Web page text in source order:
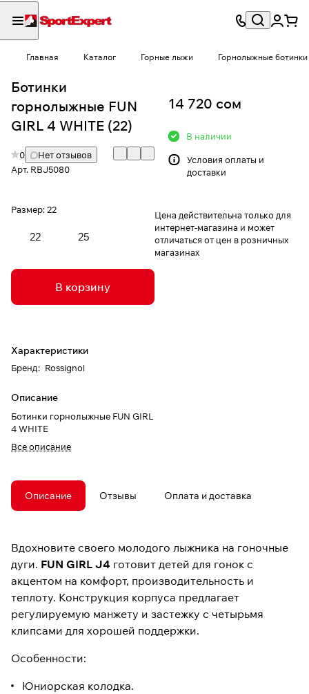
Главная Каталог Горные лыжи Горнолыжные ботинки
Ботинки
горнолыжные FUN
GIRL 4 WHITE (22)
0
Нет отзывов
Арт. RBJ5080
Размер:22
22 25
В корзину
Характеристики
Бренд: Rossignol
Описание
Ботинки горнолыжные FUN GIRL
4 WHITE
Все описание
14 720 сом
В наличии
Условия оплаты и
доставки
Цена действительна только для
интернет-магазина и может
отличаться от цен в розничных
магазинах
Описание Отзывы Оплата и доставка
Вдохновите своего молодого лыжника на гоночные
дуги. FUN GIRL J4 готовит детей для гонок с
акцентом на комфорт, производительность и
теплоту. Конструкция корпуса предлагает
регулируемую манжету и застежку с четырьмя
клипсами для хорошей поддержки.
Особенности:
Юниорская колодка.